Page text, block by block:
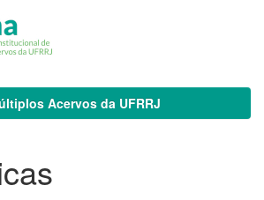
Acervos da UFRRJ